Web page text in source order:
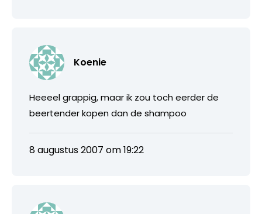
Koenie
Heeeel grappig, maar ik zou toch eerder de
beertender kopen dan de shampoo
8 augustus 2007 om 19:22